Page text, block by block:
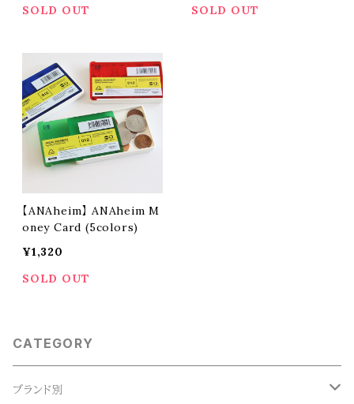
SOLD OUT
SOLD OUT
【ANAheim】 ANAheim M
oney Card (5colors)
¥1,320
SOLD OUT
CATEGORY
ブランド別